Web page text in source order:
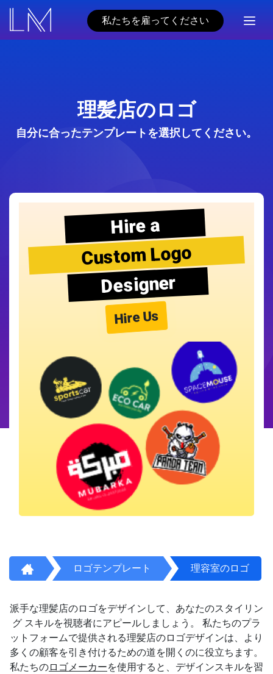
私たちを雇ってください
理髪店のロゴ
自分に合ったテンプレートを選択してください。
Hire a
Custom Logo
Designer
Hire Us
ロゴテンプレート 理容室のロゴ
派手な理髪店のロゴをデザインして、あなたのスタイリン
グ スキルを視聴者にアピールしましょう。 私たちのプラ
ットフォームで提供される理髪店のロゴデザインは、より
多くの顧客を引き付けるための道を開くのに役立ちます。
私たちのロゴメーカーを使用すると、デザインスキルを習